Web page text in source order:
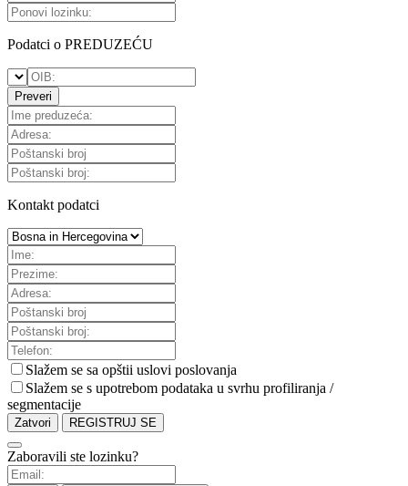
Podatci o PREDUZEĆU
Preveri
Kontakt podatci
Slažem se sa opštii uslovi poslovanja
Slažem se s upotrebom podataka u svrhu profiliranja /
segmentacije
Zatvori REGISTRUJ SE
Zaboravili ste lozinku?